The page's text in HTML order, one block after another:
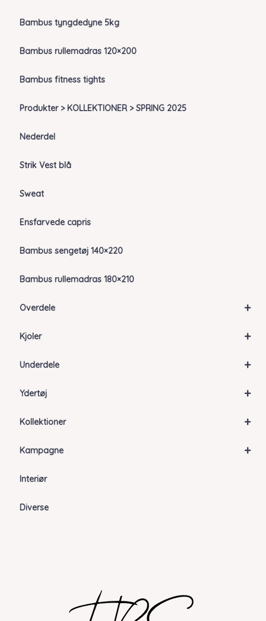
Bambus tyngdedyne 5kg
Bambus rullemadras 120×200
Bambus fitness tights
Produkter > KOLLEKTIONER > SPRING 2025
Nederdel
Strik Vest blå
Sweat
Ensfarvede capris
Bambus sengetøj 140×220
Bambus rullemadras 180×210
+
Overdele
+
Kjoler
+
Underdele
+
Ydertøj
+
Kollektioner
+
Kampagne
Interiør
Diverse